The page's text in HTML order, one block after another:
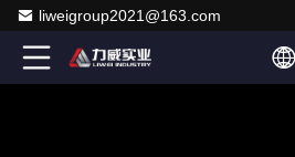
liweigroup2021@163.com